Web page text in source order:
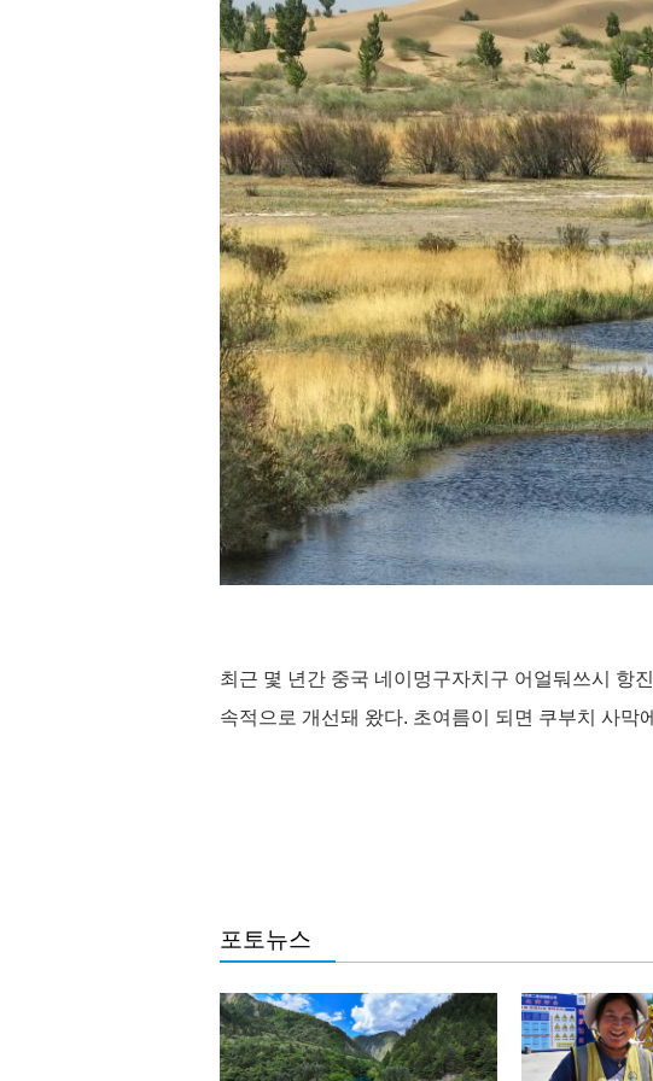
최근 몇 년간 중국 네이멍구자치구 어얼둬쓰시 항
속적으로 개선돼 왔다. 초여름이 되면 쿠부치 사